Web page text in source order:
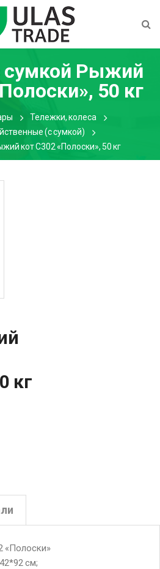
сумкой Рыжий
50 кг
Тележки, колеса
(с сумкой)
кот С302 «Полоски», 50 кг
кг
«Полоски»
см;